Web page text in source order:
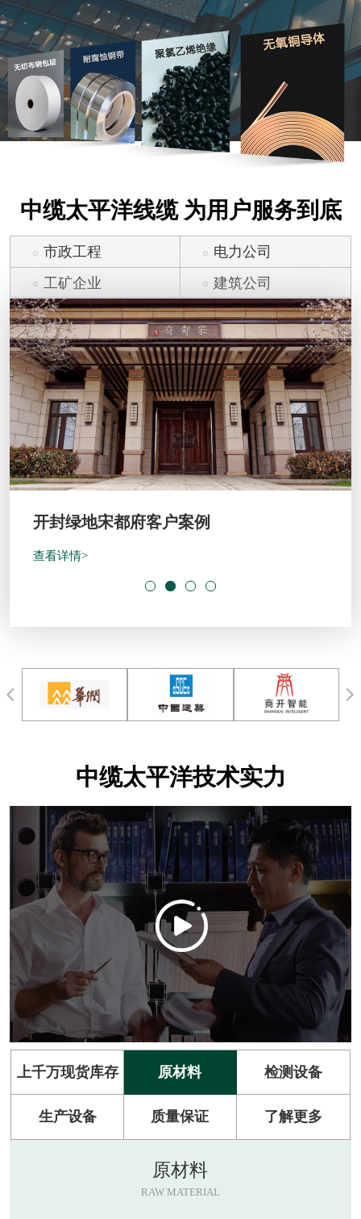
中缆太平洋线缆 为用户服务到底
市政工程
电力公司
工矿企业
建筑公司
开封绿地宋都府客户案例
查看详情>
中缆太平洋技术实力
上千万现货库存 原材料 检测设备
生产设备 质量保证 了解更多
原材料
RAW MATERIAL